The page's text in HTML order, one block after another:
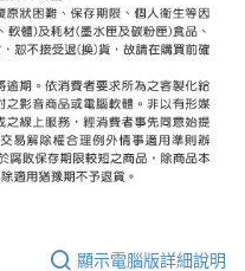
顯示電腦版詳細說明